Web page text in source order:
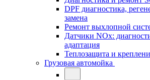
DPF диагностика,
замена
Ремонт выхлопной
Датчики NOx:
адаптация
Теплозащита и
Грузовая автомойка